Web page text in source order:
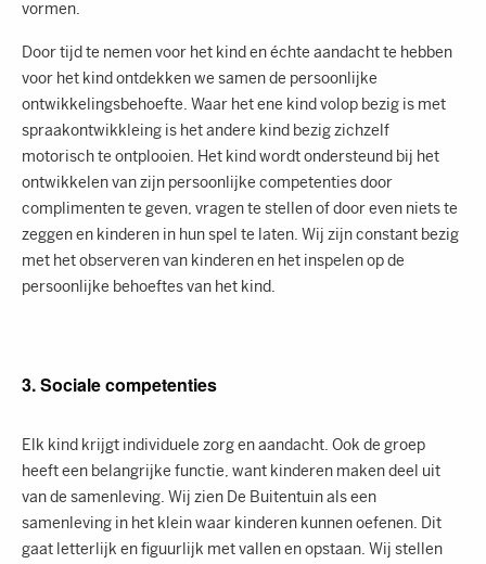
vormen.
Door tijd te nemen voor het kind en échte aandacht te hebben
voor het kind ontdekken we samen de persoonlijke
ontwikkelingsbehoefte. Waar het ene kind volop bezig is met
spraakontwikkleing is het andere kind bezig zichzelf
motorisch te ontplooien. Het kind wordt ondersteund bij het
ontwikkelen van zijn persoonlijke competenties door
complimenten te geven, vragen te stellen of door even niets te
zeggen en kinderen in hun spel te laten. Wij zijn constant bezig
met het observeren van kinderen en het inspelen op de
persoonlijke behoeftes van het kind.
3. Sociale competenties
Elk kind krijgt individuele zorg en aandacht. Ook de groep
heeft een belangrijke functie, want kinderen maken deel uit
van de samenleving. Wij zien De Buitentuin als een
samenleving in het klein waar kinderen kunnen oefenen. Dit
gaat letterlijk en figuurlijk met vallen en opstaan. Wij stellen